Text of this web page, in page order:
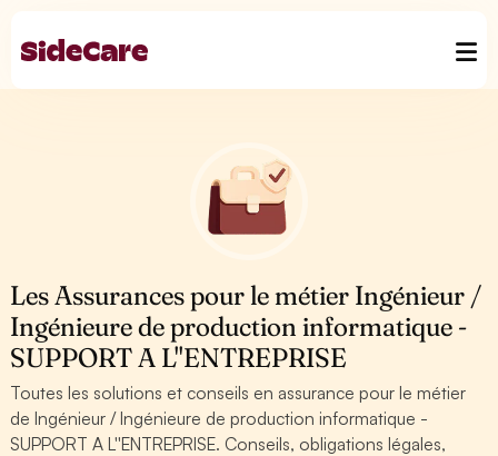
Les Assurances pour le métier Ingénieur /
Ingénieure de production informatique -
SUPPORT A L''ENTREPRISE
Toutes les solutions et conseils en assurance pour le métier
de Ingénieur / Ingénieure de production informatique -
SUPPORT A L''ENTREPRISE. Conseils, obligations légales,